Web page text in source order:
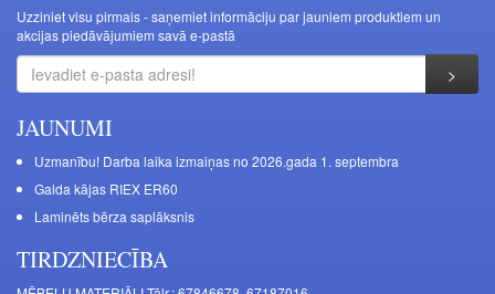
Uzziniet visu pirmais - saņemiet informāciju par jauniem produktiem un
akcijas piedāvājumiem savā e-pastā
JAUNUMI
Uzmanību! Darba laika izmaiņas no 2026.gada 1. septembra
Galda kājas RIEX ER60
Laminēts bērza saplāksnis
TIRDZNIECĪBA